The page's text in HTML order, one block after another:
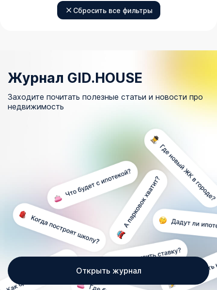
Сбросить все фильтры
Журнал GID.HOUSE
Заходите почитать полезные статьи и новости про
недвижимость
Открыть журнал